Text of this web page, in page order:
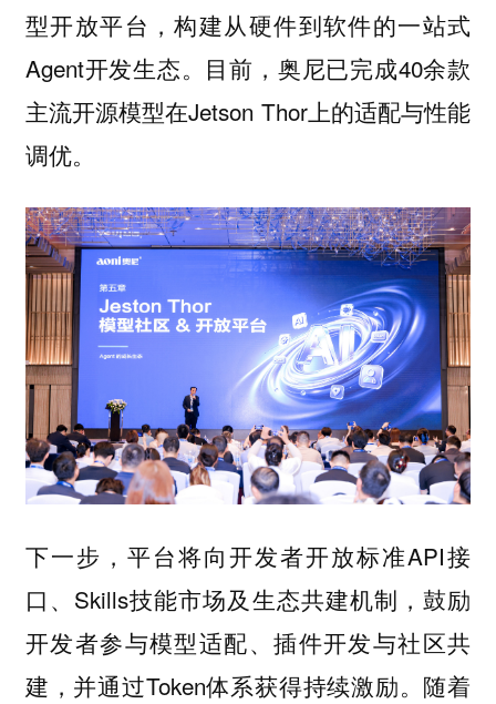
型开放平台，构建从硬件到软件的一站式
Agent开发生态。目前，奥尼已完成40余款
主流开源模型在Jetson Thor上的适配与性能
调优。
下一步，平台将向开发者开放标准API接
口、Skills技能市场及生态共建机制，鼓励
开发者参与模型适配、插件开发与社区共
建，并通过Token体系获得持续激励。随着